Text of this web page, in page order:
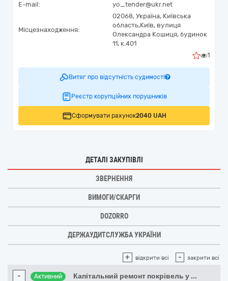
E-mail:
yo_tender@ukr.net
Місцезнаходження:
02068, Україна, Київська
область,Київ, вулиця
Олександра Кошиця, будинок
11, к.401
1
Витяг про відсутність судимості
Реєстр корупційних порушників
Сформувати рахунок2040 UAH
ДЕТАЛІ ЗАКУПІВЛІ
ЗВЕРНЕННЯ
ВИМОГИ/СКАРГИ
DOZORRO
ДЕРЖАУДИТСЛУЖБА УКРАЇНИ
+ відкрити всі - закрити всі
- Активний Капітальний ремонт покрівель у ...